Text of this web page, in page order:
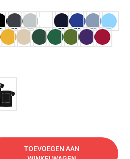
TOEVOEGEN AAN